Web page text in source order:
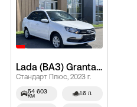
Lada (ВАЗ) Granta, I Рестайлинг
Стандарт Плюс, 2023 г.
54 603
км 1.6 л.